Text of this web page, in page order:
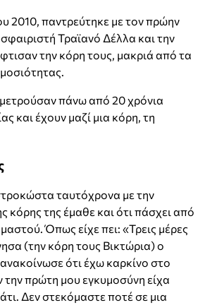
2010, παντρεύτηκε με τον πρώην
Τραϊανό Δέλλα και την
την κόρη τους, μακριά από τα
πάνω από 20 χρόνια
και έχουν μαζί μια κόρη, τη
ταυτόχρονα με την
κόρης της έμαθε και ότι πάσχει από
Όπως είχε πει: «Τρεις μέρες
(την κόρη τους Βικτώρια) ο
ότι έχω καρκίνο στο
την πρώτη μου εγκυμοσύνη είχα
Δεν στεκόμαστε ποτέ σε μια